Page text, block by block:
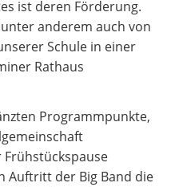
ist deren Förderung.
anderem auch von
Schule in einer
Rathaus
Programmpunkte,
Auftritt der Big Band die